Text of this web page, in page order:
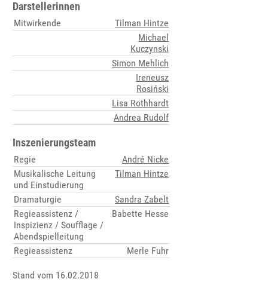
Darstellerinnen
Mitwirkende
Tilman Hintze
Michael
Kuczynski
Simon Mehlich
Ireneusz
Rosiński
Lisa Rothhardt
Andrea Rudolf
Inszenierungsteam
Regie
André Nicke
Musikalische Leitung
und Einstudierung
Tilman Hintze
Dramaturgie
Sandra Zabelt
Regieassistenz /
Inspizienz / Soufflage /
Abendspielleitung
Babette Hesse
Regieassistenz Merle Fuhr
Stand vom 16.02.2018